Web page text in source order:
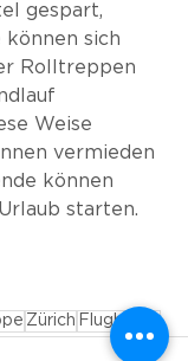
gespart,
können sich
Rolltreppen
Weise
vermieden
können
starten.
Zürich Flughafen